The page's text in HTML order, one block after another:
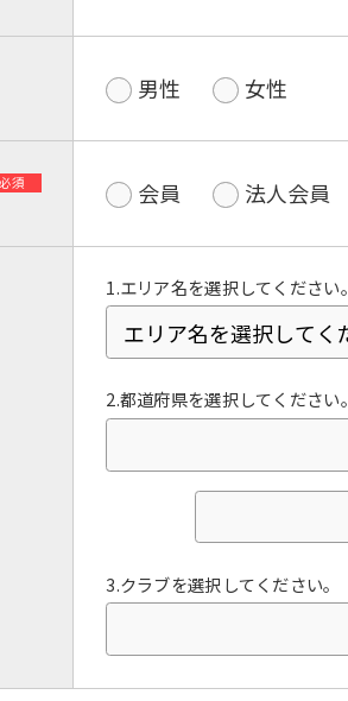
男性 女性
必須 会員 法人会員
1.エリア名を選択してください。
2.都道府県を選択してください。
3.クラブを選択してください。
For foreigners
Central Sports official website is
English. Click the link below (start
automatic translation) to return to